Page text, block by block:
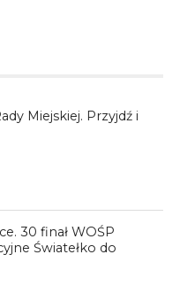
Miejskiej. Przyjdź i
30 finał WOŚP
Światełko do